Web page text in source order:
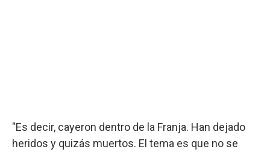
"Es decir, cayeron dentro de la Franja. Han dejado
heridos y quizás muertos. El tema es que no se